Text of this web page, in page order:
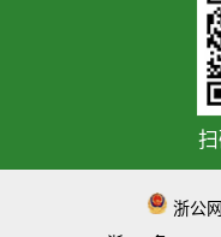
浙公